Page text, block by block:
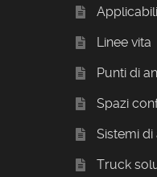
Linee vita
Punti di
Spazi
Sistemi
Truck